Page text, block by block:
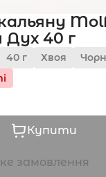
40 г
40 г Хвоя
Купити
замовлення